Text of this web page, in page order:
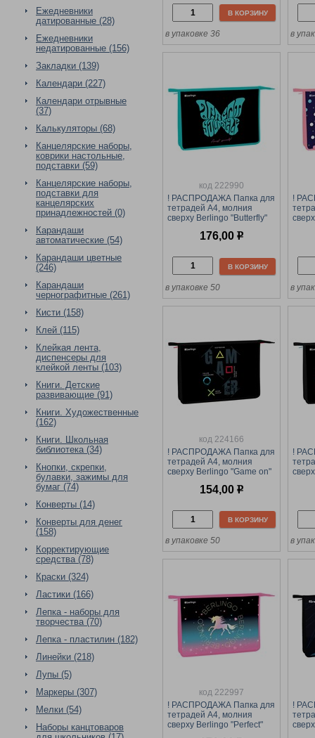
Ежедневники
датированные (28)
Ежедневники
недатированные (156)
Закладки (139)
Календари (227)
Календари отрывные
(37)
Калькуляторы (68)
Канцелярские наборы,
коврики настольные,
подставки (59)
Канцелярские наборы,
подставки для
канцелярских
принадлежностей (0)
Карандаши
автоматические (54)
Карандаши цветные
(246)
Карандаши
чернографитные (261)
Кисти (158)
Клей (115)
Клейкая лента,
диспенсеры для
клейкой ленты (103)
Книги. Детские
развивающие (91)
Книги. Художественные
(162)
Книги. Школьная
библиотека (34)
Кнопки, скрепки,
булавки, зажимы для
бумаг (74)
Конверты (14)
Конверты для денег
(158)
Корректирующие
средства (78)
Краски (324)
Ластики (166)
Лепка - наборы для
творчества (70)
Лепка - пластилин (182)
Линейки (218)
Лупы (5)
Маркеры (307)
Мелки (54)
Наборы канцтоваров
В КОРЗИНУ
в упаковке 36 в
код 222990
! РАСПРОДАЖА Папка для
тетрадей А4, молния
сверху Berlingo "Butterfly"
176,00 р
В КОРЗИНУ
в упаковке 50
!
в
код 224166
! РАСПРОДАЖА Папка для
тетрадей А4, молния
сверху Berlingo "Game on"
154,00 р
В КОРЗИНУ
в упаковке 50
!
в
код 222997
! РАСПРОДАЖА Папка для
тетрадей А4, молния
сверху Berlingo "Perfect"
!